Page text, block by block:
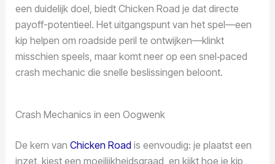
een duidelijk doel, biedt Chicken Road je dat directe
payoff-potentieel. Het uitgangspunt van het spel—een
kip helpen om roadside peril te ontwijken—klinkt
misschien speels, maar komt neer op een snel‑paced
crash mechanic die snelle beslissingen beloont.
Crash Mechanics in een Oogwenk
De kern van Chicken Road is eenvoudig: je plaatst een
inzet, kiest een moeilijkheidsgraad, en kijkt hoe je kip